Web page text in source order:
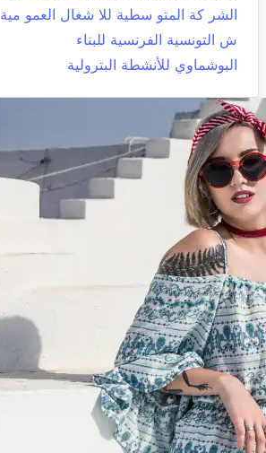
الشر كة المتو سطية للا شغال العمو مية
ش التونسية الفرنسية للبناء
البوشماوي للأنشطة البترولية